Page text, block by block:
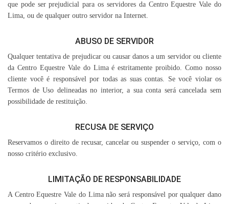
que pode ser prejudicial para os servidores da Centro Equestre Vale do
Lima, ou de qualquer outro servidor na Internet.
ABUSO DE SERVIDOR
Qualquer tentativa de prejudicar ou causar danos a um servidor ou cliente
da Centro Equestre Vale do Lima é estritamente proibido. Como nosso
cliente você é responsável por todas as suas contas. Se você violar os
Termos de Uso delineadas no interior, a sua conta será cancelada sem
possibilidade de restituição.
RECUSA DE SERVIÇO
Reservamos o direito de recusar, cancelar ou suspender o serviço, com o
nosso critério exclusivo.
LIMITAÇÃO DE RESPONSABILIDADE
A Centro Equestre Vale do Lima não será responsável por qualquer dano